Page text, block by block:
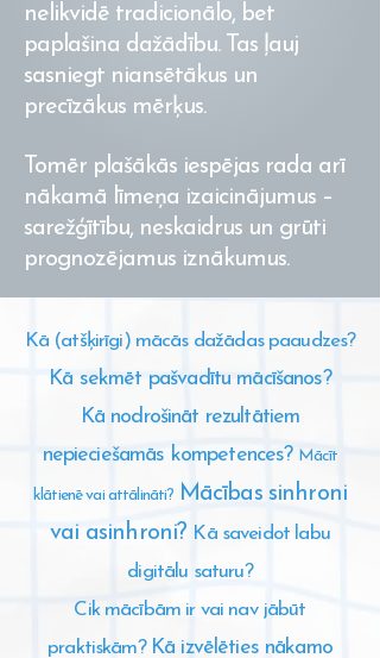
nelikvidē tradicionālo, bet
paplašina dažādību. Tas ļauj
sasniegt niansētākus un
precīzākus mērķus.
Tomēr plašākās iespējas rada arī
nākamā līmeņa izaicinājumus –
sarežģītību, neskaidrus un grūti
prognozējamus iznākumus.
Kā (atšķirīgi) mācās dažādas paaudzes?
Kā sekmēt pašvadītu mācīšanos?
Kā nodrošināt rezultātiem
nepieciešamās kompetences? Mācīt
klātienē vai attālināti? Mācības sinhroni
vai asinhroni? Kā saveidot labu
digitālu saturu?
Cik mācībām ir vai nav jābūt
praktiskām? Kā izvēlēties nākamo